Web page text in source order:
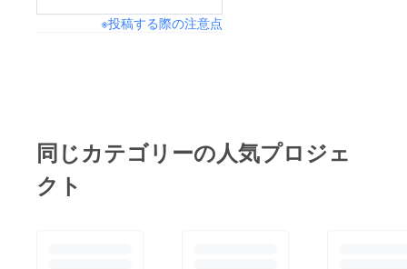
※投稿する際の注意点
同じカテゴリーの人気プロジェ
クト